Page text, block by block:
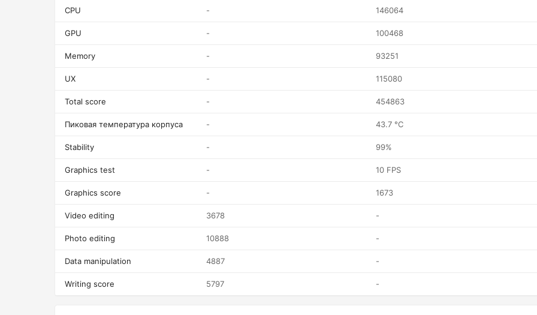
CPU - 146064
GPU - 100468
Memory - 93251
UX - 115080
Total score - 454863
Пиковая температура корпуса - 43.7 °C
Stability - 99%
Graphics test - 10 FPS
Graphics score - 1673
Video editing 3678 -
Photo editing 10888 -
Data manipulation 4887 -
Writing score 5797 -